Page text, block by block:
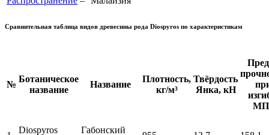
Сравнительная таблица видов древесины рода Diospyros по характеристикам
№
Ботаническое
название
Название
Плотность,
кг/м³
Твёрдость
Янка, кН
Diospyros
Габонский